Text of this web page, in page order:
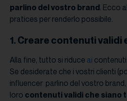
parlino del vostro brand. Ecco
pratices per renderlo possibile.
1. Creare contenuti validi
Alla fine, tutto si riduce ai
Se desiderate che i vostri clienti
influencer parlino del vostro
loro contenuti validi che siano